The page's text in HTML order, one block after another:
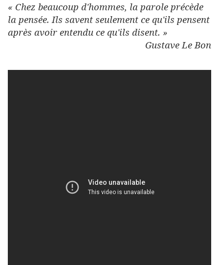
« Chez beaucoup d'hommes, la parole précède
la pensée. Ils savent seulement ce qu'ils pensent
après avoir entendu ce qu'ils disent. »
Gustave Le Bon